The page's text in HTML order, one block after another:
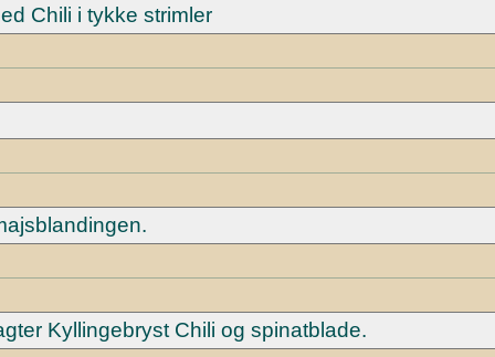
Chili i tykke strimler
Kyllingebryst Chili og spinatblade.